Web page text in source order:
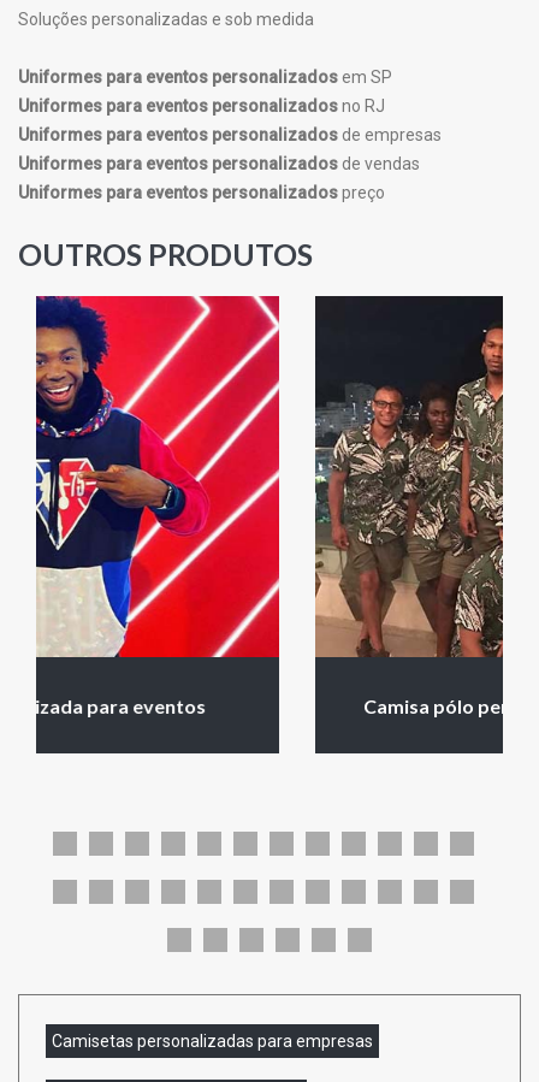
Soluções personalizadas e sob medida
Uniformes para eventos personalizadosem SP
Uniformes para eventos personalizadosno RJ
Uniformes para eventos personalizados de empresas
Uniformes para eventos personalizados de vendas
Uniformes para eventos personalizadospreço
OUTROS PRODUTOS
Camisa pólo personalizada para empresa
Camisetas personalizadas para empresas